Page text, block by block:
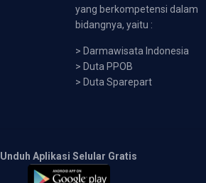
yang berkompetensi dalam
bidangnya, yaitu :
> Darmawisata Indonesia
> Duta PPOB
> Duta Sparepart
Unduh Aplikasi Selular Gratis